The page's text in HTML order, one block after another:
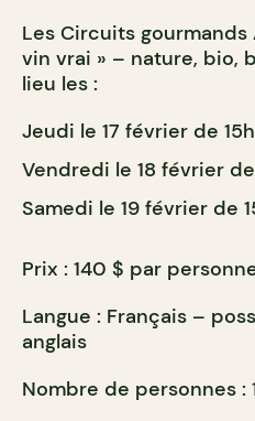
Les Circuits
vin vrai » – nature, bio,
lieu les :
Jeudi le 17 février de
Vendredi le 18 février de
Samedi le 19 février de
Prix : 140 $ par
Langue : Français –
anglais
Nombre de personnes :